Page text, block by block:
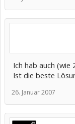
Ich hab auch (wie
Ist die beste
26. Januar 2007